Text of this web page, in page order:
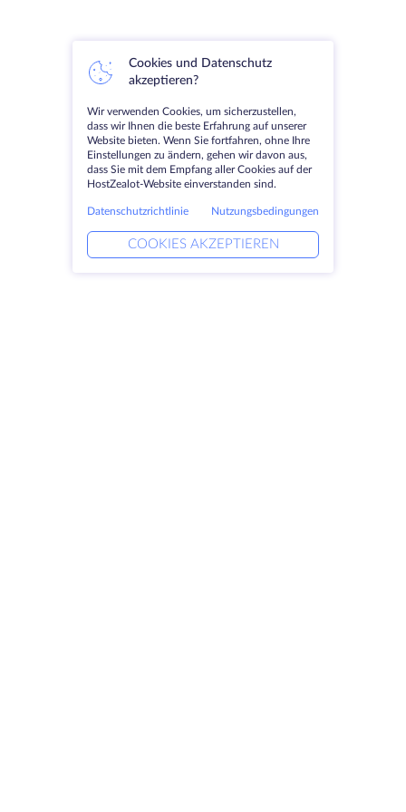
Cookies und Datenschutz
akzeptieren?
Wir verwenden Cookies, um sicherzustellen,
dass wir Ihnen die beste Erfahrung auf unserer
Website bieten. Wenn Sie fortfahren, ohne Ihre
Einstellungen zu ändern, gehen wir davon aus,
dass Sie mit dem Empfang aller Cookies auf der
HostZealot-Website einverstanden sind.
Datenschutzrichtlinie Nutzungsbedingungen
COOKIES AKZEPTIEREN